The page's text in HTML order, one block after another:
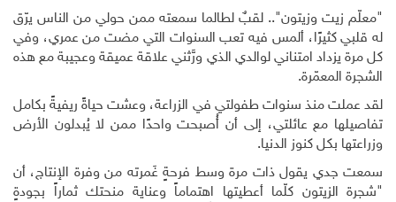
"معلّم زيت وزيتون".. لقبٌ لطالما سمعته ممن حولي من الناس يرّق
له قلبي كثيرًا، ألمس فيه تعب السنوات التي مضت من عمري، وفي
كل مرة يزداد امتناني لوالدي الذي ورَّثني علاقة عميقة وعجيبة مع هذه
الشجرة المعمّرة.
لقد عملت منذ سنوات طفولتي في الزراعة، وعشت حياةً ريفيةً بكامل
تفاصيلها مع عائلتي، إلى أن أُصبحت واحدًا ممن لا يُبدلون الأرض
وزراعتها بكل كنوز الدنيا.
سمعت جدي يقول ذات مرة وسط فرحةٍ غَمرته من وفرة الإنتاج، أن
"شجرة الزيتون كلّما أعطيتها اهتماماً وعناية منحتك ثماراً بجودةٍ